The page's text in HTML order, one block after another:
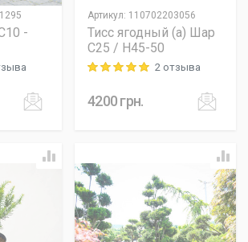
-
Артикул: 110702203056
Тисс ягодный (а) Шар
C25 / H45-50
Rating: 5 out of 52 отзыва
4200грн.